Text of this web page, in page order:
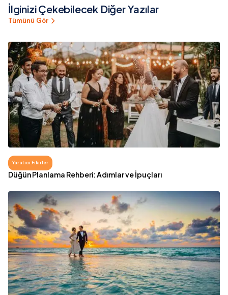
İlginizi Çekebilecek Diğer Yazılar
Tümünü Gör
Yaratıcı Fikirler
Düğün Planlama Rehberi: Adımlar ve İpuçları